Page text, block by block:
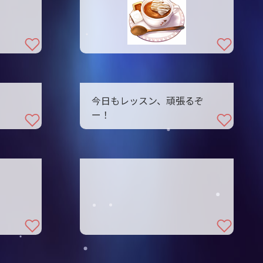
今日もレッスン、頑張るぞ
ー！